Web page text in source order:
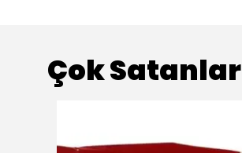
Çok Satanlar